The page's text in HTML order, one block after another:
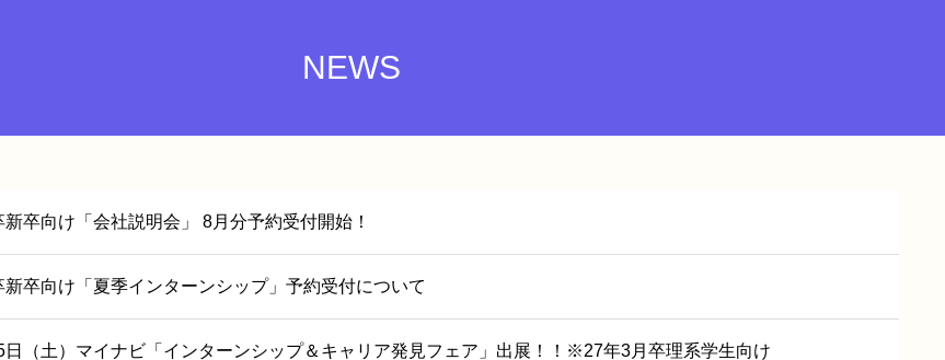
NEWS
新卒向け「会社説明会」 8月分予約受付開始！
新卒向け「夏季インターンシップ」予約受付について
日（土）マイナビ「インターンシップ＆キャリア発見フェア」出展！！※27年3月卒理系学生向け